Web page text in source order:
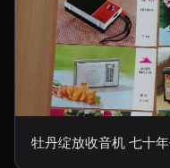
牡丹绽放收音机 七十